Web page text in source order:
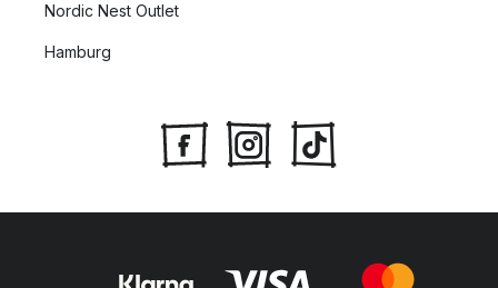
Nordic Nest Outlet
Hamburg